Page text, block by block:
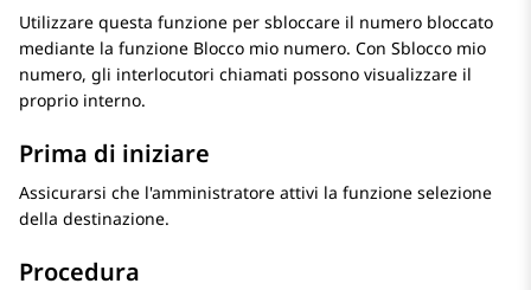
Utilizzare questa funzione per sbloccare il numero bloccato
mediante la funzione Blocco mio numero. Con Sblocco mio
numero, gli interlocutori chiamati possono visualizzare il
proprio interno.
Prima di iniziare
Assicurarsi che l'amministratore attivi la funzione selezione
della destinazione.
Procedura